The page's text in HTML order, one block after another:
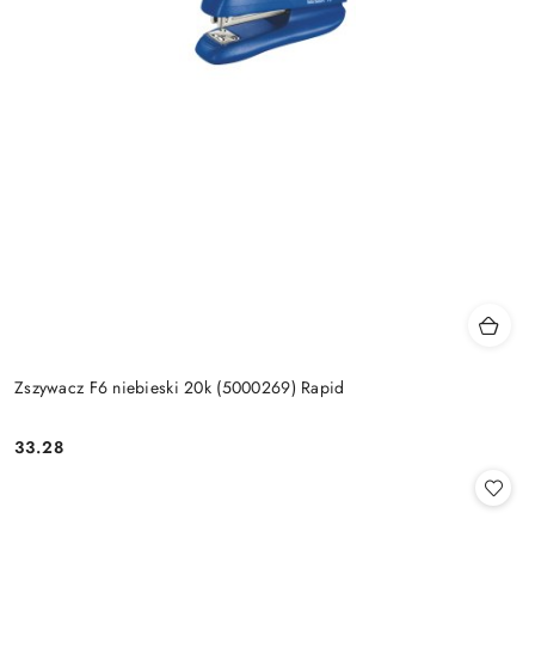
Zszywacz F6 niebieski 20k (5000269) Rapid
Cena:
33.28